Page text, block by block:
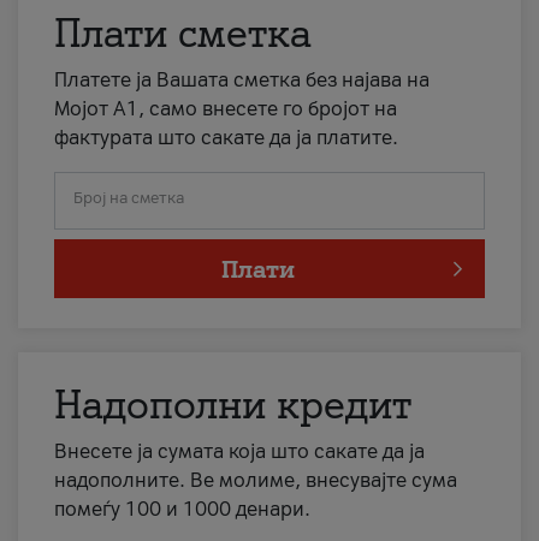
Плати сметка
Платете ја Вашата сметка без најава на
Мојот А1, само внесете го бројот на
фактурата што сакате да ја платите.
Број на сметка
Плати
Надополни кредит
Внесете ја сумата која што сакате да ја
надополните. Ве молиме, внесувајте сума
помеѓу 100 и 1000 денари.